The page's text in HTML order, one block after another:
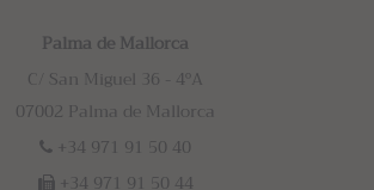
Palma de Mallorca
C/ San Miguel 36 - 4ºA
07002 Palma de Mallorca
+34 971 91 50 40
+34 971 91 50 44